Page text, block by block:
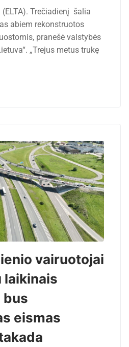
Trečiadienį šalia
abiem rekonstruotos
pranešė valstybės
„Trejus metus trukę
vairuotojai
laikinais
bus
eismas